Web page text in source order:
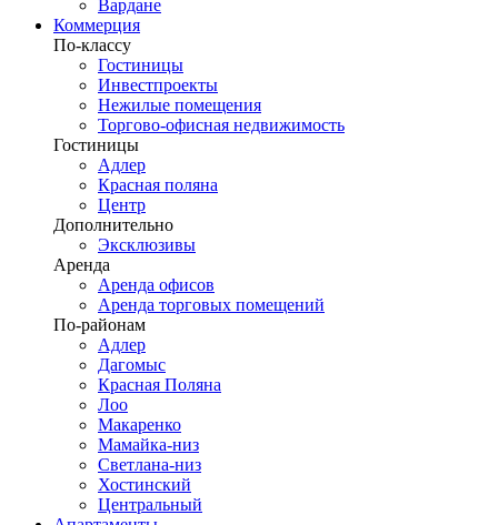
Вардане
Коммерция
По-классу
Гостиницы
Инвестпроекты
Нежилые помещения
Торгово-офисная недвижимость
Гостиницы
Адлер
Красная поляна
Центр
Дополнительно
Эксклюзивы
Аренда
Аренда офисов
Аренда торговых помещений
По-районам
Адлер
Дагомыс
Красная Поляна
Лоо
Макаренко
Мамайка-низ
Светлана-низ
Хостинский
Центральный